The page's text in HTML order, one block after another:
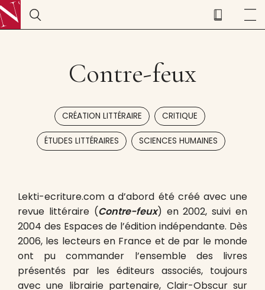
Contre-feux
CRÉATION LITTÉRAIRE , CRITIQUE
ÉTUDES LITTÉRAIRES SCIENCES HUMAINES
Lekti-ecriture.com a d’abord été créé avec une
revue littéraire (Contre-feux) en 2002, suivi en
2004 des Espaces de l’édition indépendante. Dès
2006, les lecteurs en France et de par le monde
ont pu commander l’ensemble des livres
présentés par les éditeurs associés, toujours
avec une librairie partenaire, Clair-Obscur sur